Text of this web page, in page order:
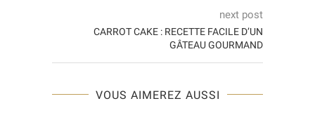
next post
CARROT CAKE : RECETTE FACILE D’UN
GÂTEAU GOURMAND
VOUS AIMEREZ AUSSI